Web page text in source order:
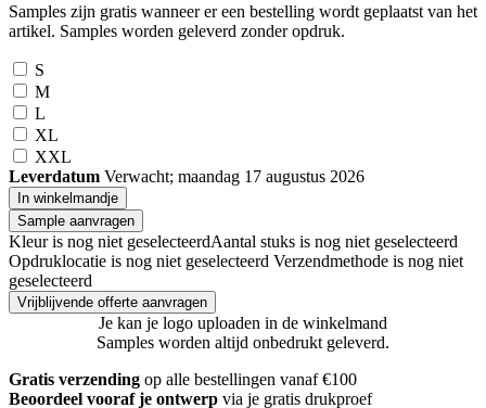
Samples zijn gratis wanneer er een bestelling wordt geplaatst van het
artikel. Samples worden geleverd zonder opdruk.
S
M
L
XL
XXL
Leverdatum Verwacht; maandag 17 augustus 2026
In winkelmandje
Sample aanvragen
Kleur is nog niet geselecteerdAantal stuks is nog niet geselecteerd
Opdruklocatie is nog niet geselecteerd Verzendmethode is nog niet
geselecteerd
Vrijblijvende offerte aanvragen
Je kan je logo uploaden in de winkelmand
Samples worden altijd onbedrukt geleverd.
Gratis verzending op alle bestellingen vanaf €100
Beoordeel vooraf je ontwerp via je gratis drukproef